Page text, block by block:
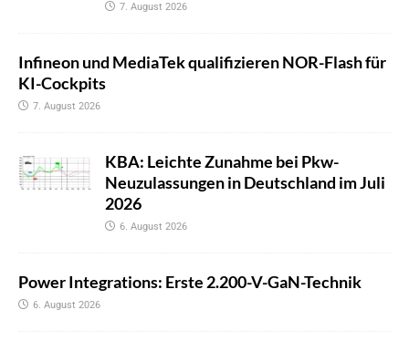
7. August 2026
Infineon und MediaTek qualifizieren NOR-Flash für
KI-Cockpits
7. August 2026
KBA: Leichte Zunahme bei Pkw-
Neuzulassungen in Deutschland im Juli
2026
6. August 2026
Power Integrations: Erste 2.200-V-GaN-Technik
6. August 2026